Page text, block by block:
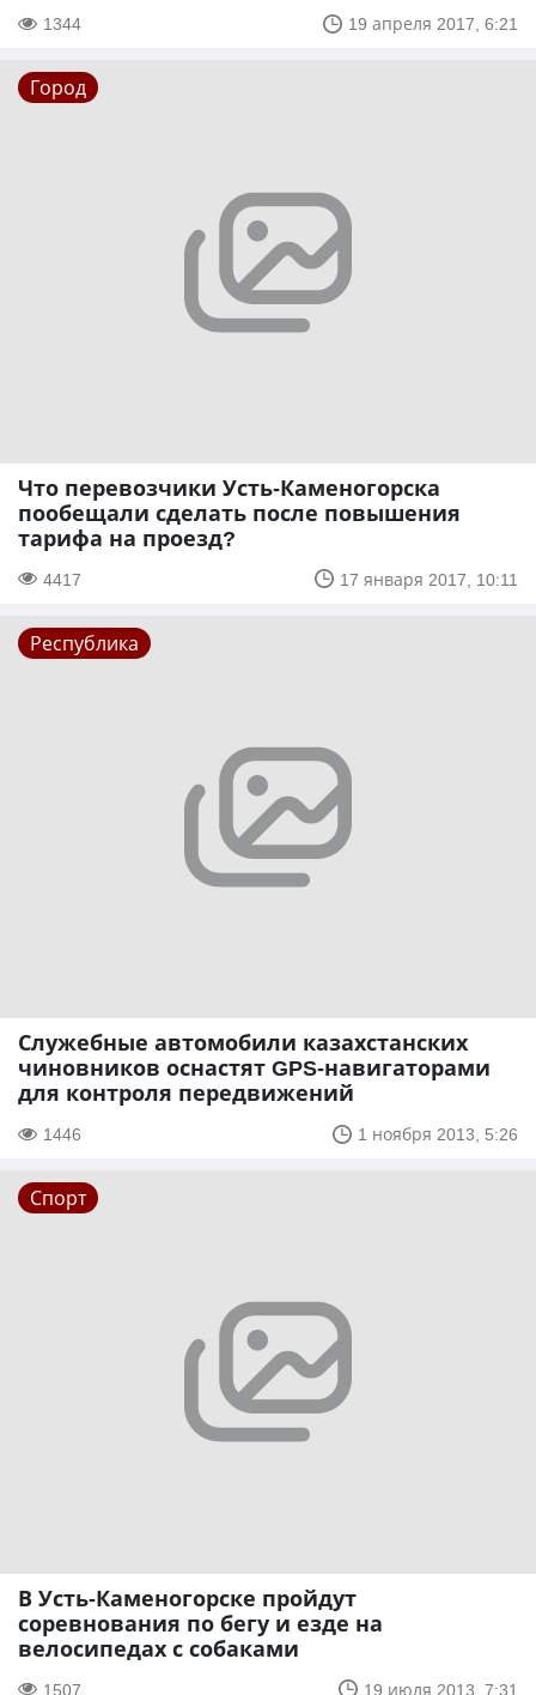
1344 19 апреля 2017, 6:21
Город
Что перевозчики Усть-Каменогорска
пообещали сделать после повышения
тарифа на проезд?
4417 17 января 2017, 10:11
Республика
Служебные автомобили казахстанских
чиновников оснастят GPS-навигаторами
для контроля передвижений
1446 1 ноября 2013, 5:26
Спорт
В Усть-Каменогорске пройдут
соревнования по бегу и езде на
велосипедах с собаками
1507 19 июля 2013, 7:31